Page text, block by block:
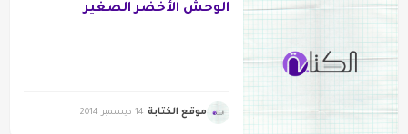
الوحش الأخضر الصغير
موقع الكتابة 14 ديسمبر 2014